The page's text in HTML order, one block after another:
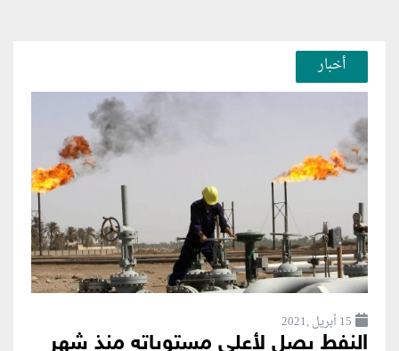
أخبار
15 أبريل ,2021
النفط يصل لأعلى مستوياته منذ شهر